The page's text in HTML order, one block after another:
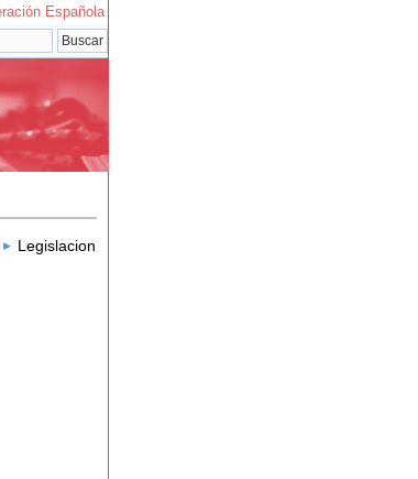
Legislacion